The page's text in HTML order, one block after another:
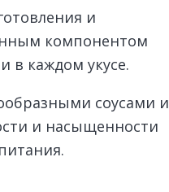
и
компонентом
в каждом укусе.
соусами и
и насыщенности